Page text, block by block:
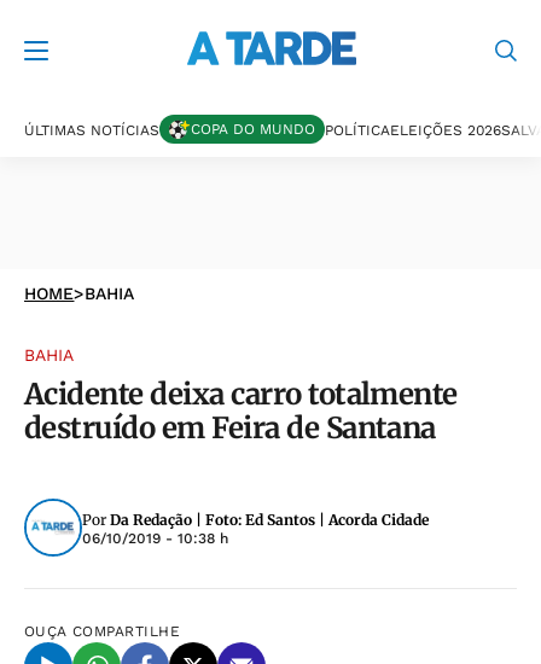
ÚLTIMAS NOTÍCIAS COPA DO MUNDO POLÍTICAELEIÇÕES 2026
HOME>BAHIA
BAHIA
Acidente deixa carro totalmente
destruído em Feira de Santana
Por Da Redação | Foto: Ed Santos | Acorda Cidade
06/10/2019 - 10:38 h
OUÇA COMPARTILHE